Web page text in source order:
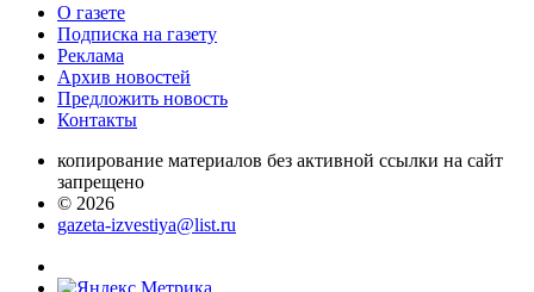
О газете
Подписка на газету
Реклама
Архив новостей
Предложить новость
Контакты
копирование материалов без активной ссылки на сайт
запрещено
© 2026
gazeta-izvestiya@list.ru